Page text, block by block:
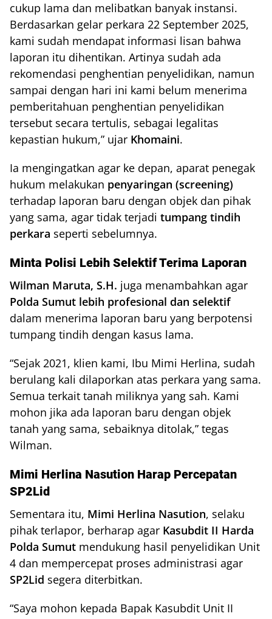
cukup lama dan melibatkan banyak instansi.
Berdasarkan gelar perkara 22 September 2025,
kami sudah mendapat informasi lisan bahwa
laporan itu dihentikan. Artinya sudah ada
rekomendasi penghentian penyelidikan, namun
sampai dengan hari ini kami belum menerima
pemberitahuan penghentian penyelidikan
tersebut secara tertulis, sebagai legalitas
kepastian hukum,” ujar Khomaini.
Ia mengingatkan agar ke depan, aparat penegak
hukum melakukan penyaringan (screening)
terhadap laporan baru dengan objek dan pihak
yang sama, agar tidak terjadi tumpang tindih
perkara seperti sebelumnya.
Minta Polisi Lebih Selektif Terima Laporan
Wilman Maruta, S.H. juga menambahkan agar
Polda Sumut lebih profesional dan selektif
dalam menerima laporan baru yang berpotensi
tumpang tindih dengan kasus lama.
“Sejak 2021, klien kami, Ibu Mimi Herlina, sudah
berulang kali dilaporkan atas perkara yang sama.
Semua terkait tanah miliknya yang sah. Kami
mohon jika ada laporan baru dengan objek
tanah yang sama, sebaiknya ditolak,” tegas
Wilman.
Mimi Herlina Nasution Harap Percepatan
SP2Lid
Sementara itu, Mimi Herlina Nasution, selaku
pihak terlapor, berharap agar Kasubdit II Harda
Polda Sumut mendukung hasil penyelidikan Unit
4 dan mempercepat proses administrasi agar
SP2Lid segera diterbitkan.
“Saya mohon kepada Bapak Kasubdit Unit II